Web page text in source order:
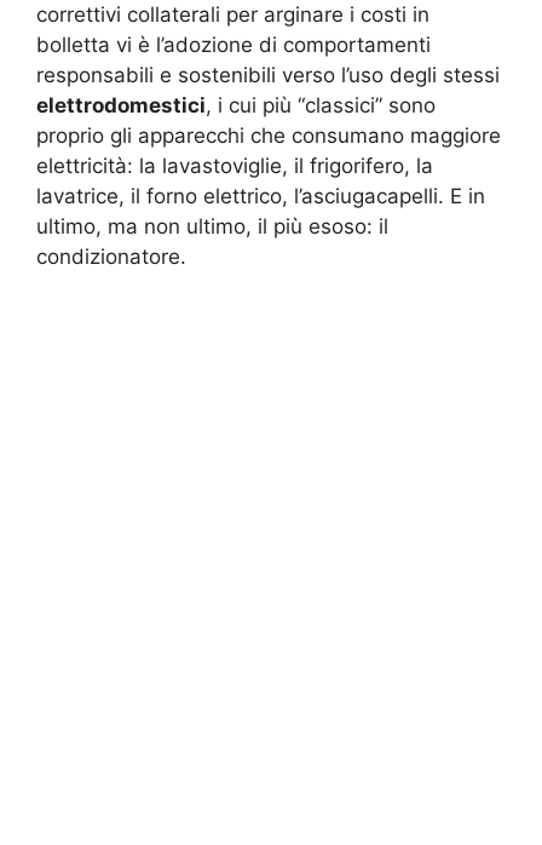
correttivi collaterali per arginare i costi in
bolletta vi è l’adozione di comportamenti
responsabili e sostenibili verso l’uso degli stessi
elettrodomestici, i cui più “classici” sono
proprio gli apparecchi che consumano maggiore
elettricità: la lavastoviglie, il frigorifero, la
lavatrice, il forno elettrico, l’asciugacapelli. E in
ultimo, ma non ultimo, il più esoso: il
condizionatore.